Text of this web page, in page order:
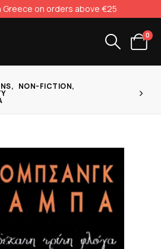
Greece on orders above €25
0
, NON-FICTION,